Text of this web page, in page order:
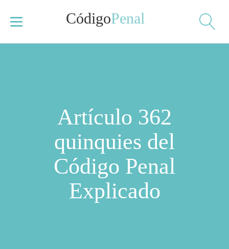
CódigoPenal
Artículo 362
quinquies del
Código Penal
Explicado